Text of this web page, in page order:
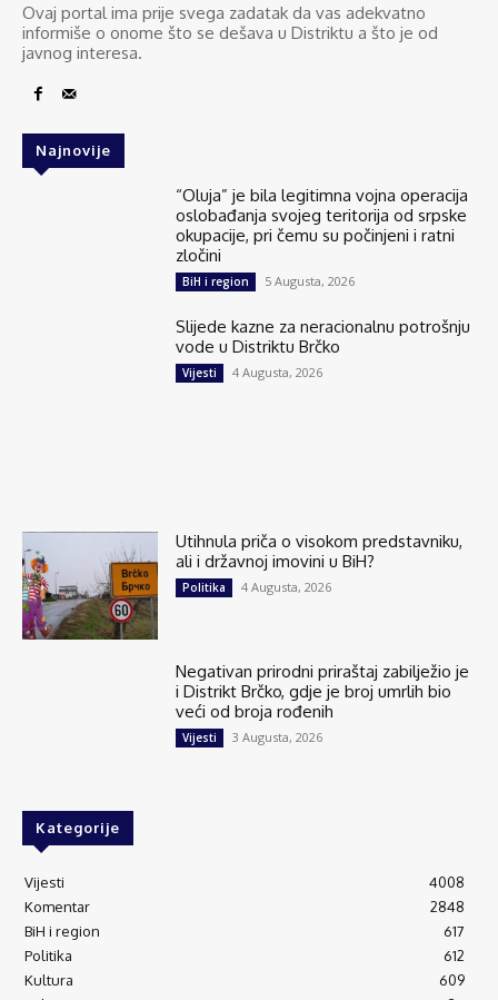
Ovaj portal ima prije svega zadatak da vas adekvatno
informiše o onome što se dešava u Distriktu a što je od
javnog interesa.
Najnovije
“Oluja” je bila legitimna vojna operacija
oslobađanja svojeg teritorija od srpske
okupacije, pri čemu su počinjeni i ratni
zločini
BiH i region 5 Augusta, 2026
Slijede kazne za neracionalnu potrošnju
vode u Distriktu Brčko
Vijesti 4 Augusta, 2026
Utihnula priča o visokom predstavniku,
ali i državnoj imovini u BiH?
Politika 4 Augusta, 2026
Negativan prirodni priraštaj zabilježio je
i Distrikt Brčko, gdje je broj umrlih bio
veći od broja rođenih
Vijesti 3 Augusta, 2026
Kategorije
Vijesti
4008
Komentar
2848
BiH i region
617
Politika
612
Kultura
609